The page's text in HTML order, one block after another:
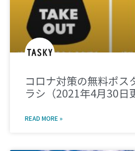
コロナ対策の無料ポス
ラシ（2021年4月30日
READ MORE »